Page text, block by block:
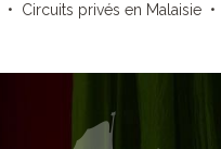
• Circuits privés en Malaisie •